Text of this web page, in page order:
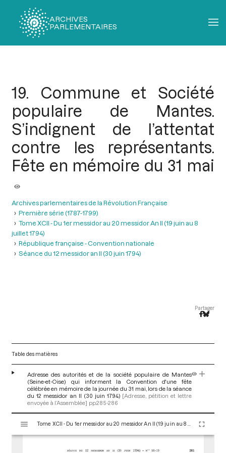
ARCHIVES
PARLEMENTAIRES
19. Commune et Société
populaire de Mantes.
S’indignent de l’attentat
contre les représentants.
Fête en mémoire du 31 mai
Archives parlementaires de la Révolution Française
Première série (1787-1799)
Tome XCII - Du 1er messidor au 20 messidor An II (19 juin au 8
juillet 1794)
République française - Convention nationale
Séance du 12 messidor an II (30 juin 1794)
Partager
Table des matières
Adresse des autorités et de la société populaire de Mantes
(Seine-et-Oise) qui informent la Convention d'une fête
célébrée en mémoire de la journée du 31 mai, lors de la séance
du 12 messidor an II (30 juin 1794) [Adresse, pétition et lettre
envoyée à l’Assemblée] pp.285-286
s